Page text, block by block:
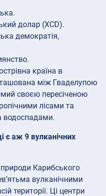
долар (XCD).
демократія,
країна в
між Гваделупою
своєю пересіченою
лісами та
водоспадами.
є аж 9 вулканічних
Карибського
вулканічними
території. Ці центри